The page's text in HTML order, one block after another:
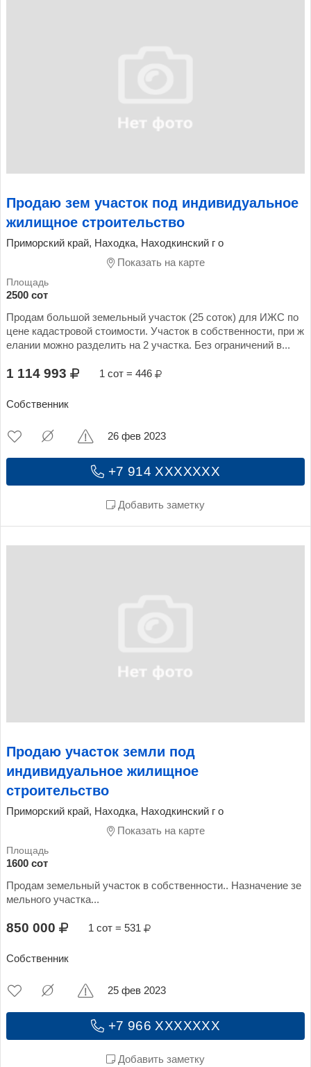
Продаю зем участок под индивидуальное
жилищное строительство
Приморский край, Находка, Находкинский г о
Показать на карте
2500 сот
Продам большой земельный участок (25 соток) для ИЖС по
цене кадастровой стоимости. Участок в собственности, при ж
елании можно разделить на 2 участка. Без ограничений в...
1 114 993 1 сот = 446
Собственник
+7 914 XXXXXXX
Добавить заметку
26 фев 2023
Продаю участок земли под
индивидуальное жилищное
строительство
Приморский край, Находка, Находкинский г о
Показать на карте
1600 сот
Продам земельный участок в собственности.. Назначение зе
мельного участка...
850 000 1 сот = 531
Собственник
+7 966 XXXXXXX
Добавить заметку
25 фев 2023